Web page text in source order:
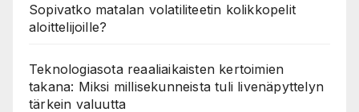
Sopivatko matalan volatiliteetin kolikkopelit
aloittelijoille?
Teknologiasota reaaliaikaisten kertoimien
takana: Miksi millisekunneista tuli livenäpyttelyn
tärkein valuutta